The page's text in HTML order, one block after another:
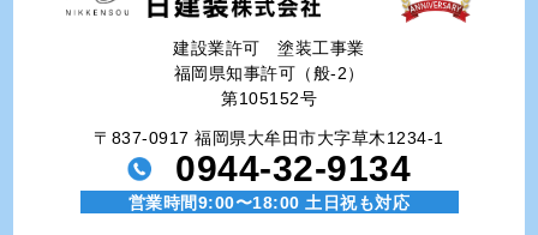
建設業許可 塗装工事業
福岡県知事許可（般-2）
第105152号
〒837-0917 福岡県大牟田市大字草木1234-1
0944-32-9134
営業時間9:00〜18:00 土日祝も対応